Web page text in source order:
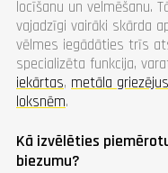
locīšanu un velmēšanu.
vajadzīgi vairāki skārda
vēlmes iegādāties trīs
specializēta funkcija,
iekārtas, metāla
loksnēm.
Kā izvēlēties
biezumu?